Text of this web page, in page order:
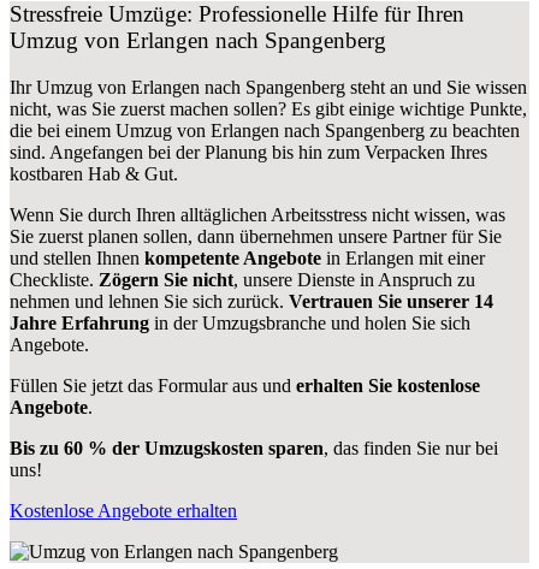
Stressfreie Umzüge: Professionelle Hilfe für Ihren
Umzug von Erlangen nach Spangenberg
Ihr Umzug von Erlangen nach Spangenberg steht an und Sie wissen
nicht, was Sie zuerst machen sollen? Es gibt einige wichtige Punkte,
die bei einem Umzug von Erlangen nach Spangenberg zu beachten
sind. Angefangen bei der Planung bis hin zum Verpacken Ihres
kostbaren Hab & Gut.
Wenn Sie durch Ihren alltäglichen Arbeitsstress nicht wissen, was
Sie zuerst planen sollen, dann übernehmen unsere Partner für Sie
und stellen Ihnen kompetente Angebote in Erlangen mit einer
Checkliste. Zögern Sie nicht, unsere Dienste in Anspruch zu
nehmen und lehnen Sie sich zurück. Vertrauen Sie unserer 14
Jahre Erfahrung in der Umzugsbranche und holen Sie sich
Angebote.
Füllen Sie jetzt das Formular aus und erhalten Sie kostenlose
Angebote.
Bis zu 60 % der Umzugskosten sparen, das finden Sie nur bei
uns!
Kostenlose Angebote erhalten